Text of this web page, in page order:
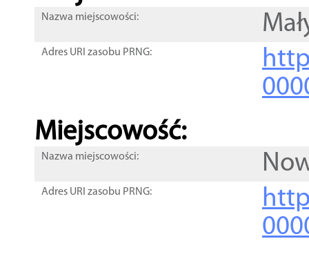
Nazwa miejscowości:
Adres URI zasobu PRNG:
Miejscowość:
Nazwa miejscowości:
Adres URI zasobu PRNG: